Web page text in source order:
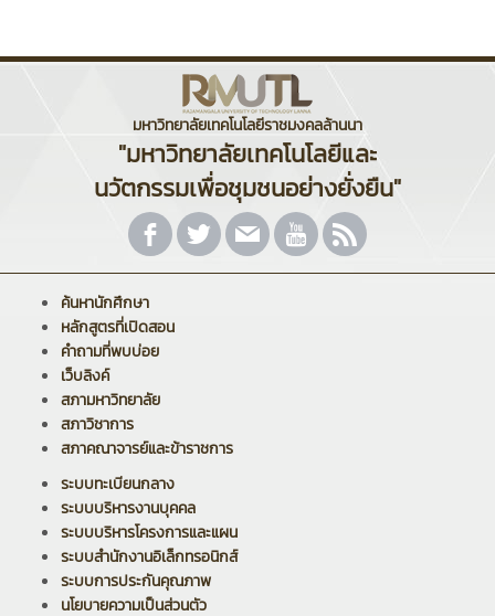
มหาวิทยาลัยเทคโนโลยีราชมงคลล้านนา
"มหาวิทยาลัยเทคโนโลยีและ
นวัตกรรมเพื่อชุมชนอย่างยั่งยืน"
ค้นหานักศึกษา
หลักสูตรที่เปิดสอน
คำถามที่พบบ่อย
เว็บลิงค์
สภามหาวิทยาลัย
สภาวิชาการ
สภาคณาจารย์และข้าราชการ
ระบบทะเบียนกลาง
ระบบบริหารงานบุคคล
ระบบบริหารโครงการและแผน
ระบบสำนักงานอิเล็กทรอนิกส์
ระบบการประกันคุณภาพ
นโยบายความเป็นส่วนตัว